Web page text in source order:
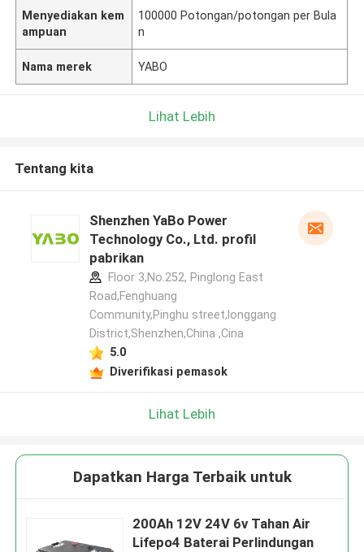
Menyediakan kem
ampuan
100000 Potongan/potongan per Bula
n
Nama merek YABO
Lihat Lebih
Tentang kita
Shenzhen YaBo Power
Technology Co., Ltd. profil
pabrikan
Floor 3,No.252, Pinglong East
Road,Fenghuang
Community,Pinghu street,longgang
District,Shenzhen,China ,Cina
5.0
Diverifikasi pemasok
Lihat Lebih
Dapatkan Harga Terbaik untuk
200Ah 12V 24V 6v Tahan Air
Lifepo4 Baterai Perlindungan